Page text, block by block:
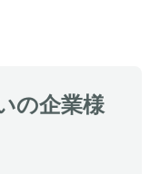
の企業様